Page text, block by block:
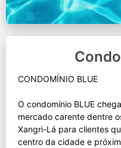
CONDOMÍNIO BLUE
O condomínio BLUE
mercado carente dentre
Xangri-Lá para clientes
centro da cidade e